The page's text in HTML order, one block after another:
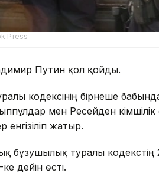
Press
Путин қол қойды.
кодексінің бірнеше
мен Ресейден әкімшілік
жатыр.
бұзушылық туралы
дейін өсті.